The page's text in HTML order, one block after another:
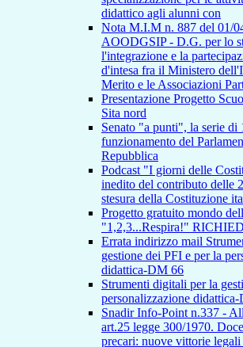
didattico agli alunni con
Nota M.I.M n. 887 del 01/
AOODGSIP - D.G. per lo
l'integrazione e la
d'intesa fra il Ministero
Merito e le Associazioni
Presentazione Progetto
Sita nord
Senato "a punti", la serie di
funzionamento del
Repubblica
Podcast "I giorni delle
inedito del contributo delle
stesura della Costituzione
Progetto gratuito mondo
"1,2,3...Respira!"
Errata indirizzo mail
gestione dei PFI e per la
didattica-DM 66
Strumenti digitali per la
personalizzazione
Snadir Info-Point n.337 -
art.25 legge 300/1970.
precari: nuove vittorie